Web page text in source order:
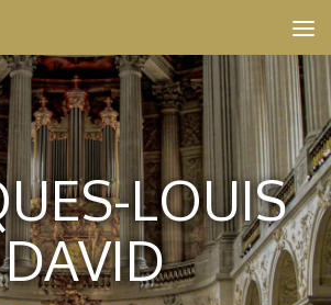
LOUIS
DAVID